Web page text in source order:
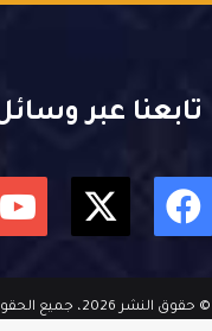
تابعنا عبر
فيسبوك
© حقوق النشر 2026، جميع الحقوق محفوظة |